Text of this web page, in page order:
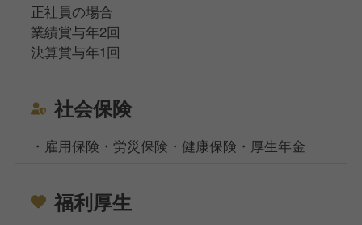
正社員の場合
業績賞与年2回
決算賞与年1回
社会保険
・雇用保険・労災保険・健康保険・厚生年金
福利厚生